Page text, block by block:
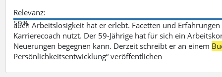
Relevanz:
59%
auch Arbeitslosigkeit hat er erlebt. Facetten und
Karrierecoach nutzt. Der 59-Jährige hat für sich ein
Neuerungen begegnen kann. Derzeit schreibt er an einem
Persönlichkeitsentwicklung“ veröffentlichen